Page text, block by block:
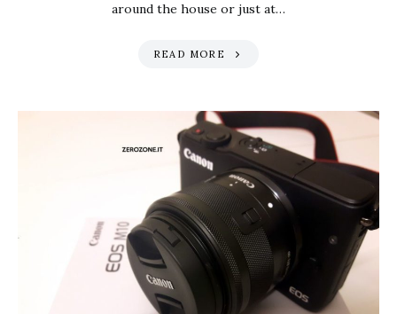
around the house or just at…
READ MORE